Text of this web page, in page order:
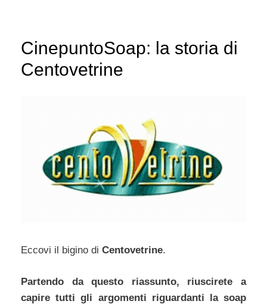
CinepuntoSoap: la storia di
Centovetrine
Eccovi il bigino di Centovetrine.
Partendo da questo riassunto, riuscirete a
capire tutti gli argomenti riguardanti la soap